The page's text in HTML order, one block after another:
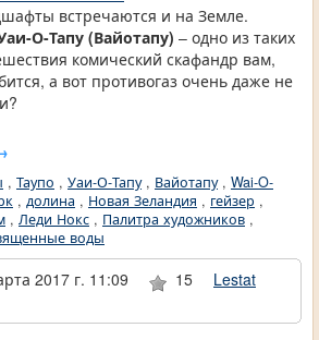
встречаются и на Земле.
О-Тапу (Вайотапу) – одно из таких
комический скафандр вам,
а вот противогаз очень даже не
, Таупо , Уаи-О-Тапу, Вайотапу, Wai-O-
, долина , Новая Зеландия , гейзер ,
, Леди Нокс , Палитра художников ,
воды
2017 г. 11:09 15
Lestat